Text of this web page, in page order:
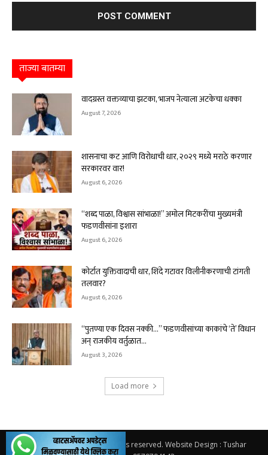
ताज्या बातम्या
वादग्रस्त वक्तव्याचा झटका, भाजप नेत्याला अटकेचा धक्का
August 7, 2026
शासनाचा कट आणि विरोधाची धार, २०२९ मध्ये मराठे करणार
सरकारवर वार!
August 6, 2026
“शब्द पाळा, विश्वास सांभाळा!” अमोल मिटकरींचा मुख्यमंत्री
फडणवीसांना इशारा
August 6, 2026
कोर्टात युक्तिवादाची धार, शिंदे गटावर विलीनीकरणाची टांगती
तलवार?
August 6, 2026
“पुतण्या एक दिवस नक्की…” फडणवीसांच्या काकांचे ‘ते’ विधान
अन् राजकीय वर्तुळात...
August 3, 2026
Load more
© 2026. Solapur Varta. All rights reserved. Website Design : Tushar